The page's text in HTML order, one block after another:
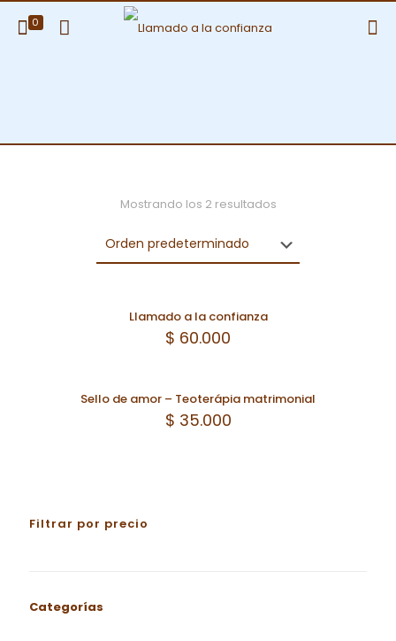
0
Mostrando los 2 resultados
Llamado a la confianza
$ 60.000
Sello de amor – Teoterápia matrimonial
$ 35.000
Filtrar por precio
Categorías